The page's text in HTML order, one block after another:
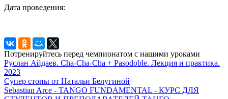
Дата проведения:
Потренируйтесь перед чемпионатом с нашими уроками
Руслан Айдаев. Cha-Cha-Cha + Pasodoble. Лекция и практика.
2023
Супер стопы от Натальи Белугиной
Sebastian Arce - TANGO FUNDAMENTAL - КУРС ДЛЯ